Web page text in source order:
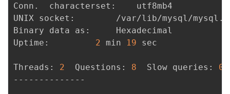
Conn.  characterset:	utf8mb4
UNIX socket:		/var/lib/mysql/mysql.sock
Binary data as:		Hexadecimal
2 min 19 sec
Threads: 2
  Questions:
8
  Slow queries:
0
--------------